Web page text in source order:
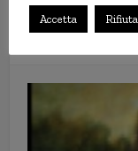
Boing Boing
Accetta Rifiuta